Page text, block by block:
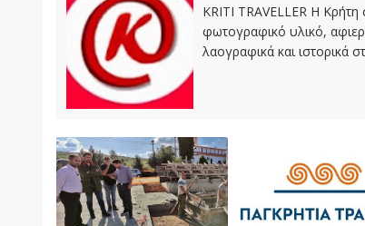
KRITI TRAVELLER Η Κρήτη
φωτογραφικό υλικό,
λαογραφικά και ιστορικά